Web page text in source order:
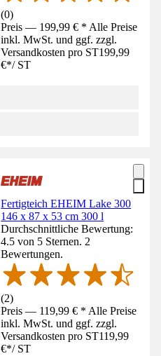
(0)
Preis — 199,99 € * Alle Preise
inkl. MwSt. und ggf. zzgl.
Versandkosten pro ST199,99
€*/ ST
Fertigteich EHEIM Lake 300
146 x 87 x 53 cm 300 l
Durchschnittliche Bewertung:
4.5 von 5 Sternen. 2
Bewertungen.
(2)
Preis — 119,99 € * Alle Preise
inkl. MwSt. und ggf. zzgl.
Versandkosten pro ST119,99
€*/ ST